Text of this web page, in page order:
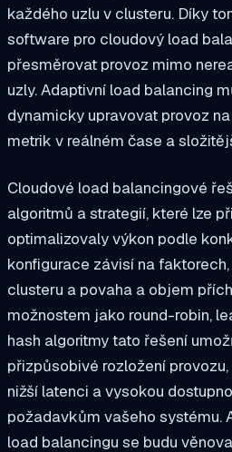
každého uzlu v clusteru. Díky
software pro cloudový load
přesměrovat provoz mimo
uzly. Adaptivní load balancing
dynamicky upravovat provoz
metrik v reálném čase a
Cloudové load balancingové
algoritmů a strategií, které lze
optimalizovaly výkon podle
konfigurace závisí na
clusteru a povaha a objem
možnostem jako round-robin,
hash algoritmy tato řešení
přizpůsobivé rozložení
nižší latenci a vysokou
požadavkům vašeho systému.
load balancingu se budu